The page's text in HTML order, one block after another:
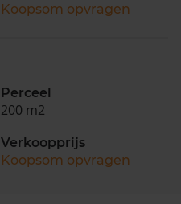
Koopsom opvragen
Perceel
200 m2
Verkoopprijs
Koopsom opvragen